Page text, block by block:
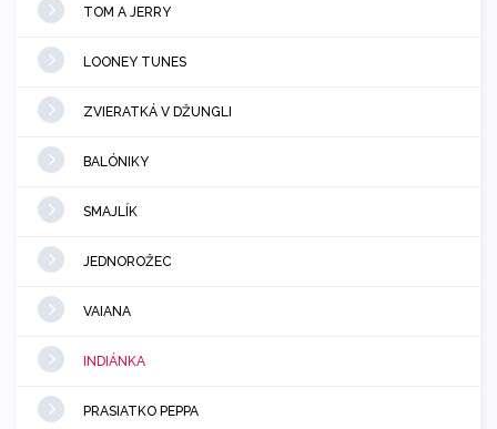
TOM A JERRY
LOONEY TUNES
ZVIERATKÁ V DŽUNGLI
BALÓNIKY
SMAJLÍK
JEDNOROŽEC
VAIANA
INDIÁNKA
PRASIATKO PEPPA